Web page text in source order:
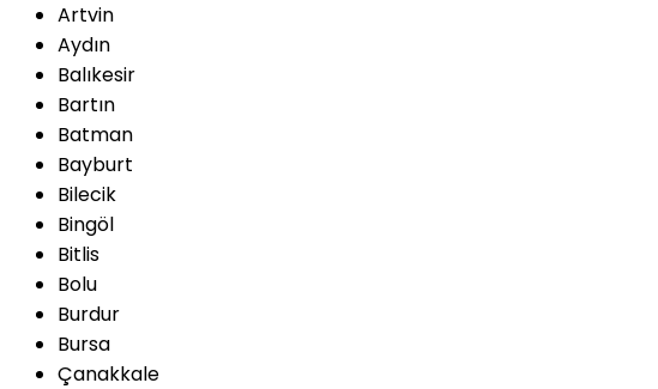
Artvin
Aydın
Balıkesir
Bartın
Batman
Bayburt
Bilecik
Bingöl
Bitlis
Bolu
Burdur
Bursa
Çanakkale